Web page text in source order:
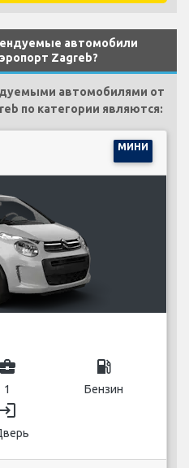
автомобили
Zagreb?
автомобилями от
по категории являются:
МИНИ
business_center
1
local_gas_station
Бензин
login